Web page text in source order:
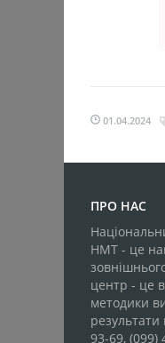
01.04.2024
ПРО НАС
НМТ - це
центр - це
методики
93-69, (099)